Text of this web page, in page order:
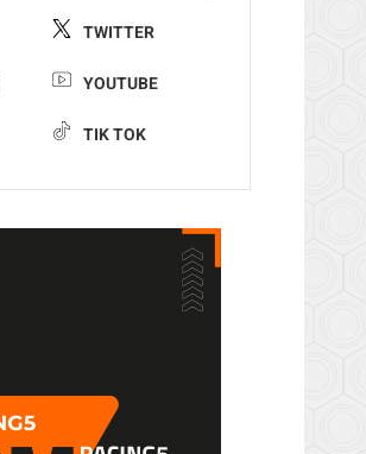
TWITTER
YOUTUBE
TIK TOK